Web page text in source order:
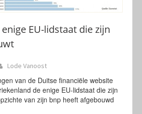
EU-lidstaat die zijn
Lode Vanoost
van de Duitse financiële website
de enige EU-lidstaat die zijn
van zijn bnp heeft afgebouwd